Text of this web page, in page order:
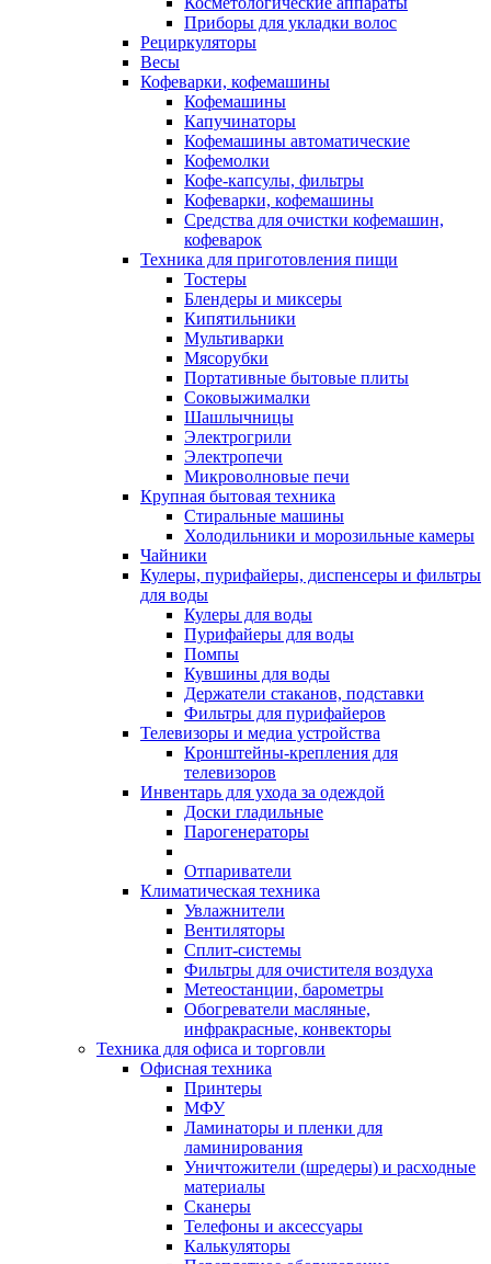
Приборы для укладки волос
Рециркуляторы
Весы
Кофеварки, кофемашины
Кофемашины
Капучинаторы
Кофемашины автоматические
Кофемолки
Кофе-капсулы, фильтры
Кофеварки, кофемашины
Средства для очистки кофемашин,
кофеварок
Техника для приготовления пищи
Тостеры
Блендеры и миксеры
Кипятильники
Мультиварки
Мясорубки
Портативные бытовые плиты
Соковыжималки
Шашлычницы
Электрогрили
Электропечи
Микроволновые печи
Крупная бытовая техника
Стиральные машины
Холодильники и морозильные камеры
Чайники
Кулеры, пурифайеры, диспенсеры и фильтры
для воды
Кулеры для воды
Пурифайеры для воды
Помпы
Кувшины для воды
Держатели стаканов, подставки
Фильтры для пурифайеров
Телевизоры и медиа устройства
Кронштейны-крепления для
телевизоров
Инвентарь для ухода за одеждой
Доски гладильные
Парогенераторы
Отпариватели
Климатическая техника
Увлажнители
Вентиляторы
Сплит-системы
Фильтры для очистителя воздуха
Метеостанции, барометры
Обогреватели масляные,
инфракрасные, конвекторы
Техника для офиса и торговли
Офисная техника
Принтеры
МФУ
Ламинаторы и пленки для
ламинирования
Уничтожители (шредеры) и расходные
материалы
Сканеры
Телефоны и аксессуары
Калькуляторы